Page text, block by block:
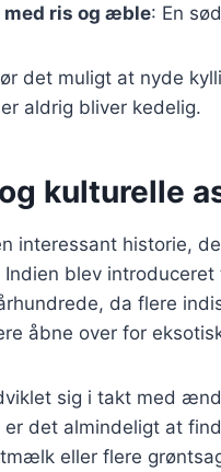
med ris og æble: En
det muligt at nyde
aldrig bliver kedelig.
kulturelle
interessant historie,
blev
da flere
åbne over for
sig i takt med
er det almindeligt at
eller flere